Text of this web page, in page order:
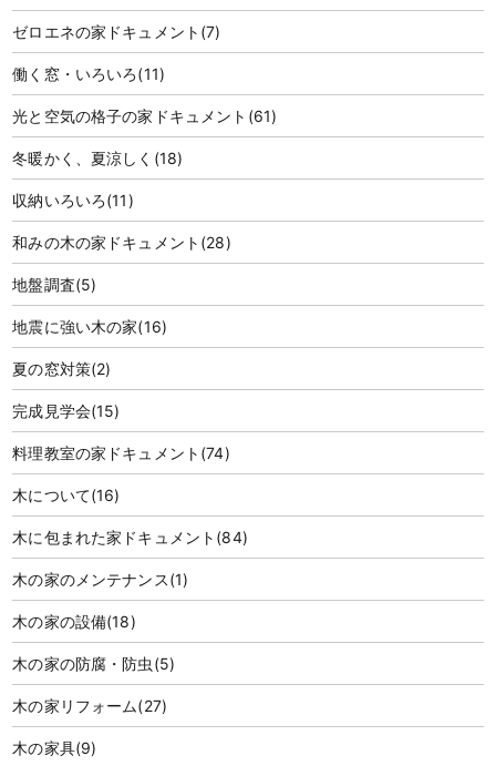
ゼロエネの家ドキュメント (7)
働く窓・いろいろ(11)
光と空気の格子の家ドキュメント (61)
冬暖かく、夏涼しく (18)
収納いろいろ(11)
和みの木の家ドキュメント (28)
地盤調査(5)
地震に強い木の家(16)
夏の窓対策(2)
完成見学会(15)
料理教室の家ドキュメント (74)
木について(16)
木に包まれた家ドキュメント (84)
木の家のメンテナンス(1)
木の家の設備(18)
木の家の防腐・防虫 (5)
木の家リフォーム(27)
木の家具(9)